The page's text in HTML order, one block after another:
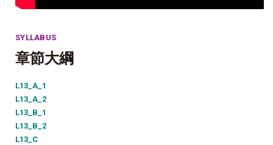
SYLLABUS
章節大綱
L13_A_1
L13_A_2
L13_B_1
L13_B_2
L13_C